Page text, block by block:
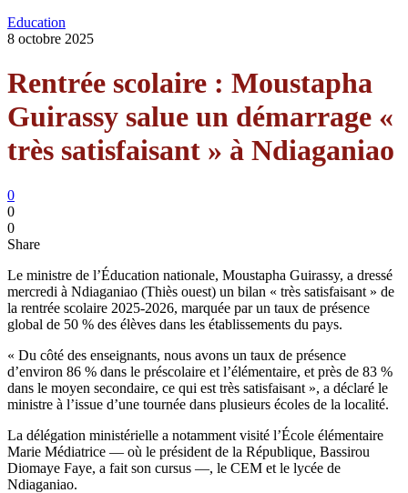
Education
8 octobre 2025
Rentrée scolaire : Moustapha
Guirassy salue un démarrage «
très satisfaisant » à Ndiaganiao
0
0
0
Share
Le ministre de l’Éducation nationale, Moustapha Guirassy, a dressé
mercredi à Ndiaganiao (Thiès ouest) un bilan « très satisfaisant » de
la rentrée scolaire 2025-2026, marquée par un taux de présence
global de 50 % des élèves dans les établissements du pays.
« Du côté des enseignants, nous avons un taux de présence
d’environ 86 % dans le préscolaire et l’élémentaire, et près de 83 %
dans le moyen secondaire, ce qui est très satisfaisant », a déclaré le
ministre à l’issue d’une tournée dans plusieurs écoles de la localité.
La délégation ministérielle a notamment visité l’École élémentaire
Marie Médiatrice — où le président de la République, Bassirou
Diomaye Faye, a fait son cursus —, le CEM et le lycée de
Ndiaganiao.